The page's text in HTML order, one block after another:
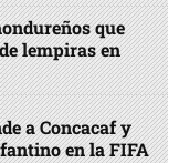
que
lempiras en
a Concacaf y
en la FIFA